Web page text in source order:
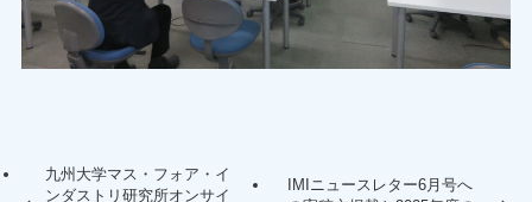
九州大学マス・フォア・イ
ンダストリ研究所オンサイ
IMIニュースレター6月号へ